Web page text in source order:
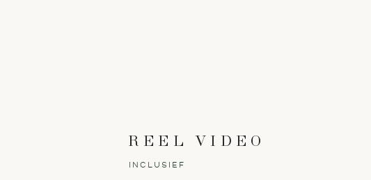
REEL VIDEO
INCLUSIEF